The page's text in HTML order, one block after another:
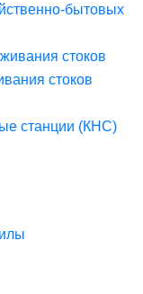
бытовых
стоков
стоков
станции (КНС)